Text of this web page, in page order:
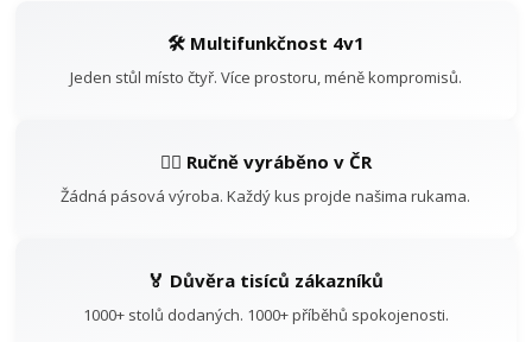
🛠️ Multifunkčnost 4v1
Jeden stůl místo čtyř. Více prostoru, méně kompromisů.
👷‍♂️ Ručně vyráběno v ČR
Žádná pásová výroba. Každý kus projde našima rukama.
🏅 Důvěra tisíců zákazníků
1000+ stolů dodaných. 1000+ příběhů spokojenosti.